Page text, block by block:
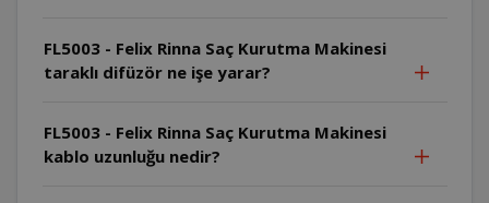
FL5003 - Felix Rinna Saç Kurutma Makinesi
taraklı difüzör ne işe yarar?
FL5003 - Felix Rinna Saç Kurutma Makinesi
kablo uzunluğu nedir?